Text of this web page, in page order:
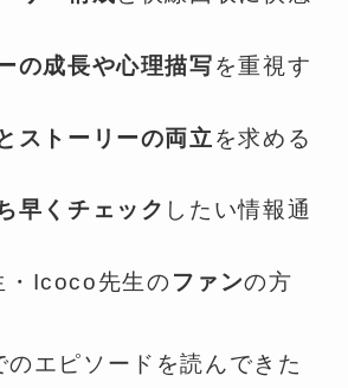
の成長や心理描写を重視す
ストーリーの両立 を求める
早くチェック したい情報通
・Icoco先生のファンの方
のエピソードを読んできた